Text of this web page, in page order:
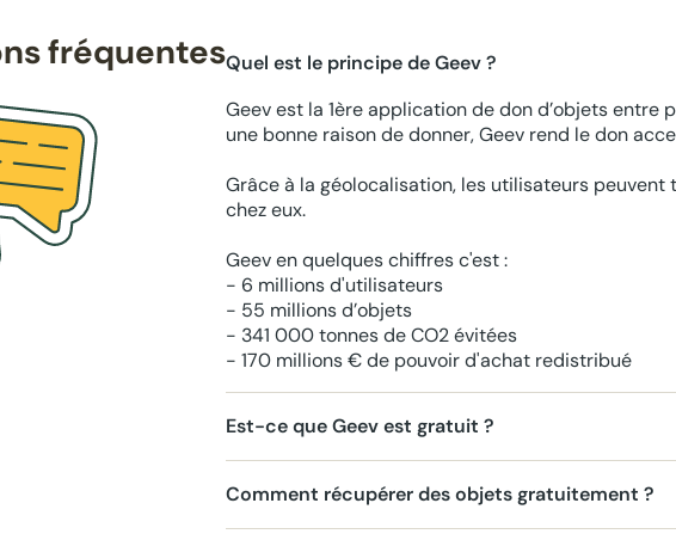
fréquentesQuel est le principe de Geev ?
Geev est la 1ère application de don d’objets entre
une bonne raison de donner, Geev rend le don
Grâce à la géolocalisation, les utilisateurs
chez eux.
Geev en quelques chiffres c'est :
- 6 millions d'utilisateurs
- 55 millions d’objets
- 341 000 tonnes de CO2 évitées
- 170 millions € de pouvoir d'achat redistribué
Est-ce que Geev est gratuit ?
Comment récupérer des objets gratuitement ?